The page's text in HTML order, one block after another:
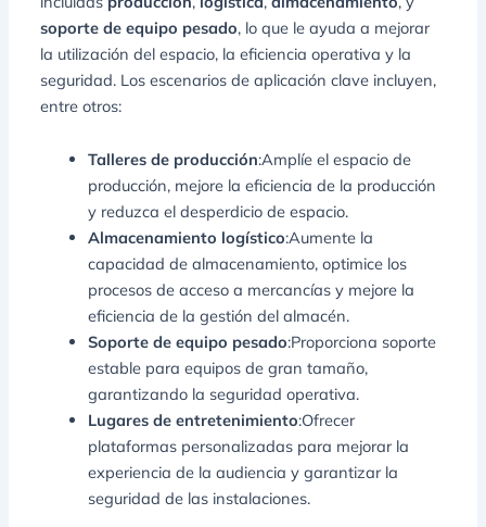
soporte de equipo pesado, lo que le ayuda a mejorar
la utilización del espacio, la eficiencia operativa y la
seguridad. Los escenarios de aplicación clave incluyen,
entre otros:
Talleres de producción:Amplíe el espacio de
producción, mejore la eficiencia de la producción
y reduzca el desperdicio de espacio.
Almacenamiento logístico:Aumente la
capacidad de almacenamiento, optimice los
procesos de acceso a mercancías y mejore la
eficiencia de la gestión del almacén.
Soporte de equipo pesado:Proporciona soporte
estable para equipos de gran tamaño,
garantizando la seguridad operativa.
Lugares de entretenimiento:Ofrecer
plataformas personalizadas para mejorar la
experiencia de la audiencia y garantizar la
seguridad de las instalaciones.